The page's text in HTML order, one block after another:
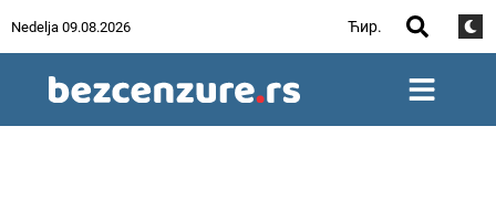
Nedelja 09.08.2026 Ћир.